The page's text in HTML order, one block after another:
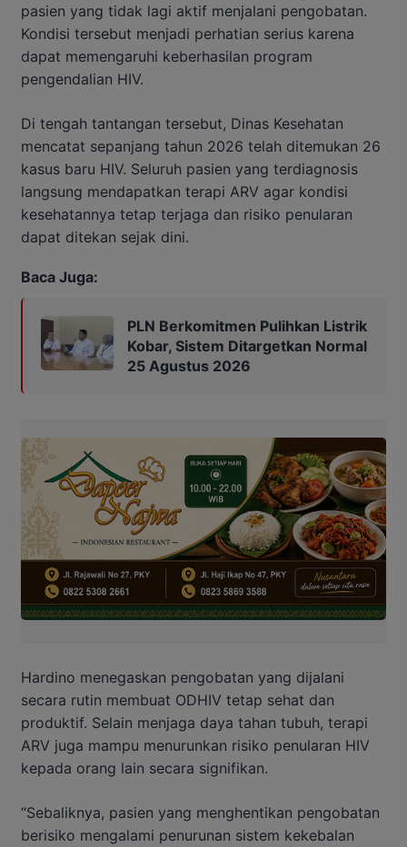
pasien yang tidak lagi aktif menjalani pengobatan.
Kondisi tersebut menjadi perhatian serius karena
dapat memengaruhi keberhasilan program
pengendalian HIV.
Di tengah tantangan tersebut, Dinas Kesehatan
mencatat sepanjang tahun 2026 telah ditemukan 26
kasus baru HIV. Seluruh pasien yang terdiagnosis
langsung mendapatkan terapi ARV agar kondisi
kesehatannya tetap terjaga dan risiko penularan
dapat ditekan sejak dini.
Baca Juga:
PLN Berkomitmen Pulihkan Listrik
Kobar, Sistem Ditargetkan Normal
25 Agustus 2026
Hardino menegaskan pengobatan yang dijalani
secara rutin membuat ODHIV tetap sehat dan
produktif. Selain menjaga daya tahan tubuh, terapi
ARV juga mampu menurunkan risiko penularan HIV
kepada orang lain secara signifikan.
“Sebaliknya, pasien yang menghentikan pengobatan
berisiko mengalami penurunan sistem kekebalan